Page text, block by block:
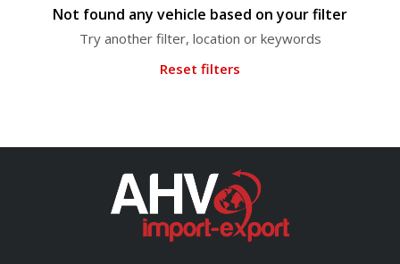
Not found any vehicle based on your filter
Try another filter, location or keywords
Reset filters